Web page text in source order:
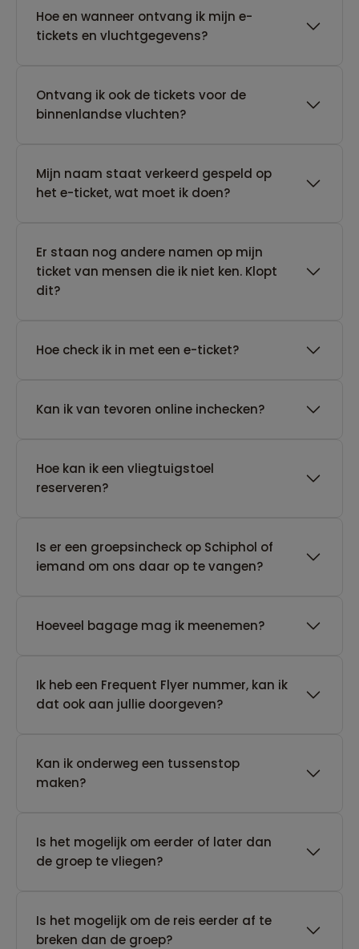
Hoe en wanneer ontvang ik mijn e-
tickets en vluchtgegevens?
Ontvang ik ook de tickets voor de
binnenlandse vluchten?
Mijn naam staat verkeerd gespeld op
het e-ticket, wat moet ik doen?
Er staan nog andere namen op mijn
ticket van mensen die ik niet ken. Klopt
dit?
Hoe check ik in met een e-ticket?
Kan ik van tevoren online inchecken?
Hoe kan ik een vliegtuigstoel
reserveren?
Is er een groepsincheck op Schiphol of
iemand om ons daar op te vangen?
Hoeveel bagage mag ik meenemen?
Ik heb een Frequent Flyer nummer, kan ik
dat ook aan jullie doorgeven?
Kan ik onderweg een tussenstop
maken?
Is het mogelijk om eerder of later dan
de groep te vliegen?
Is het mogelijk om de reis eerder af te
breken dan de groep?